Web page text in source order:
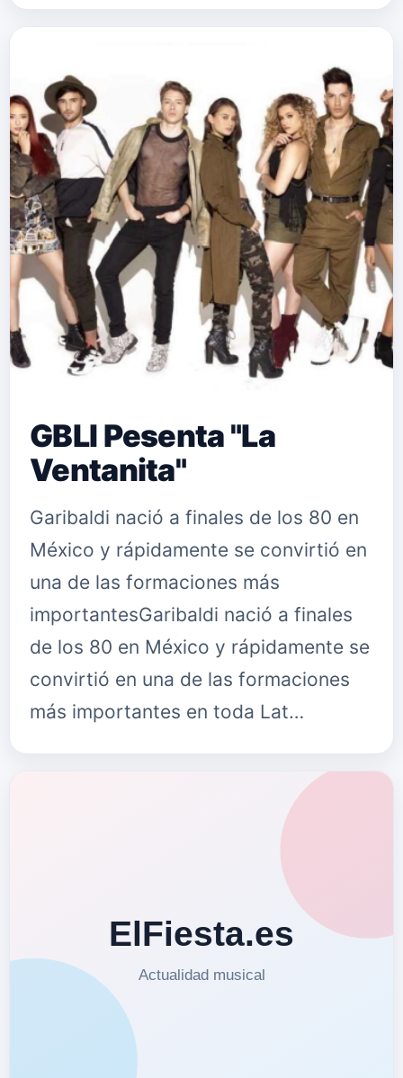
GBLI Pesenta "La
Ventanita"
Garibaldi nació a finales de los 80 en
México y rápidamente se convirtió en
una de las formaciones más
importantesGaribaldi nació a finales
de los 80 en México y rápidamente se
convirtió en una de las formaciones
más importantes en toda Lat…